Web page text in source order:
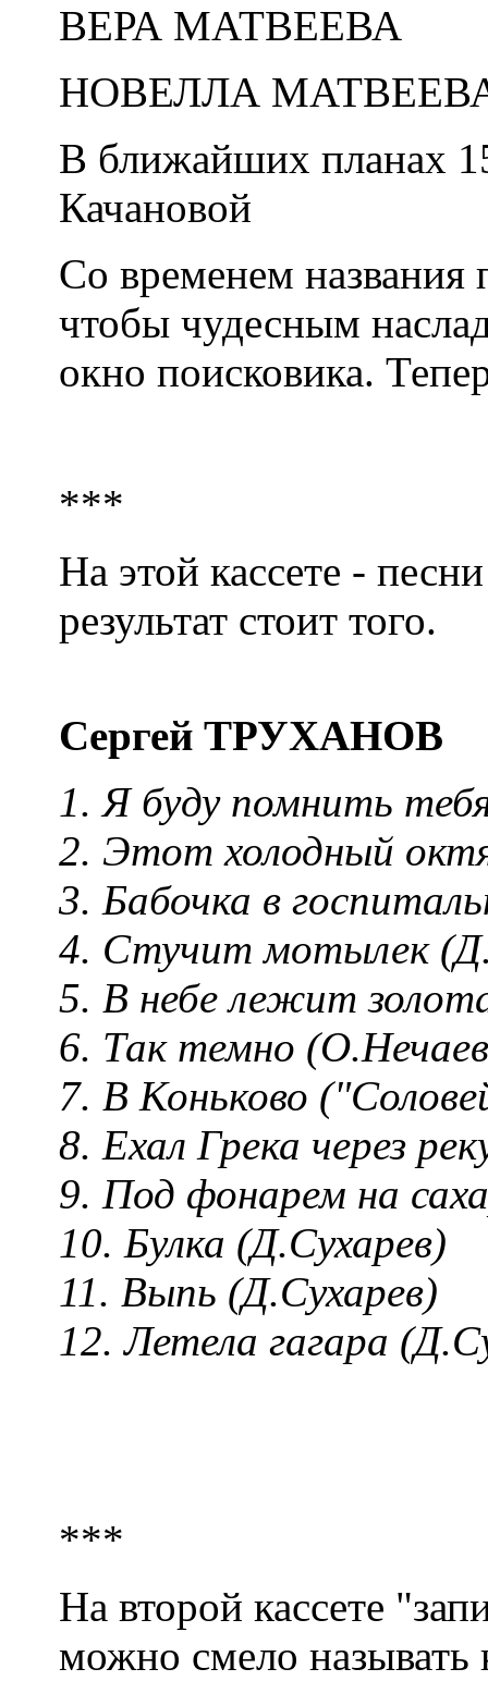
ВЕРА МАТВЕЕВА
НОВЕЛЛА
В ближайших планах
Качановой
Со временем
чтобы чудесным
окно поисковика.
***
На этой кассете -
результат стоит того.
Сергей ТРУХАНОВ
1. Я буду помнить
2. Этот холодный
3. Бабочка в
4. Стучит мотылек
5. В небе лежит
6. Так темно
7. В Коньково
8. Ехал Грека через
9. Под фонарем на
10. Булка (Д.Сухарев)
11. Выпь (Д.Сухарев)
12. Летела гагара
***
На второй кассете
можно смело